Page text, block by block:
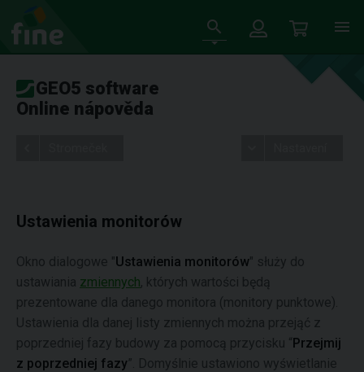
GEO5 software
Online nápověda
Ustawienia monitorów
Okno dialogowe "Ustawienia monitorów" służy do
ustawiania zmiennych, których wartości będą
prezentowane dla danego monitora (monitory punktowe).
Ustawienia dla danej listy zmiennych można przejąć z
poprzedniej fazy budowy za pomocą przycisku “Przejmij
z poprzedniej fazy”. Domyślnie ustawiono wyświetlanie